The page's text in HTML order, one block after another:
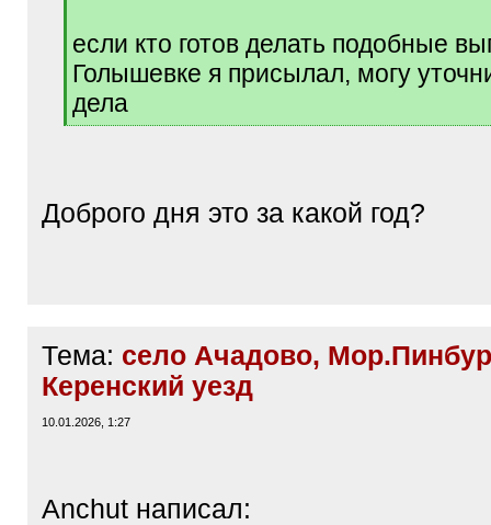
если кто готов делать подобные
Голышевке я присылал, могу
дела
[
Доброго дня это за какой год?
Тема: село Ачадово,
Керенский уезд
10.01.2026, 1:27
Anchut написал: